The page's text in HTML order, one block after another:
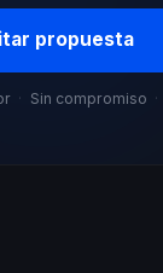
propuesta
· Sin compromiso ·